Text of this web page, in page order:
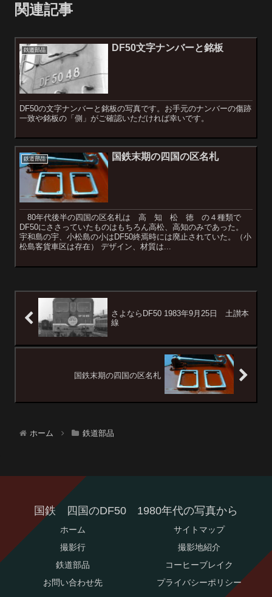
関連記事
鉄道部品 DF50文字ナンバーと銘板
DF50の文字ナンバーと銘板の写真です。お手元のナンバーの傷跡
一致や銘板の「側」がご確認いただければ幸いです。
鉄道部品 国鉄末期の四国の区名札
80年代後半の四国の区名札は 高 知 松 徳 の４種類で
DF50にささっていたものはもちろん高松、高知のみであった。
宇和島の宇、小松島の小はDF50終焉時には廃止されていた。（小
松島客貨車区は存在） デザイン、材質は...
さよならDF50 1983年9月25日 土讃本
線
国鉄末期の四国の区名札
ホーム 鉄道部品
国鉄 四国のDF50 1980年代の写真から
ホーム
サイトマップ
撮影行
撮影地紹介
鉄道部品
コーヒーブレイク
お問い合わせ先
プライバシーポリシー